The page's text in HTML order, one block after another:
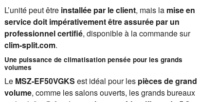
L’unité peut être installée par le client, mais la mise en
service doit impérativement être assurée par un
professionnel certifié, disponible à la commande sur
clim-split.com.
Une puissance de climatisation pensée pour les grands
volumes
Le MSZ-EF50VGKS est idéal pour les pièces de grand
volume, comme les salons ouverts, les grands bureaux